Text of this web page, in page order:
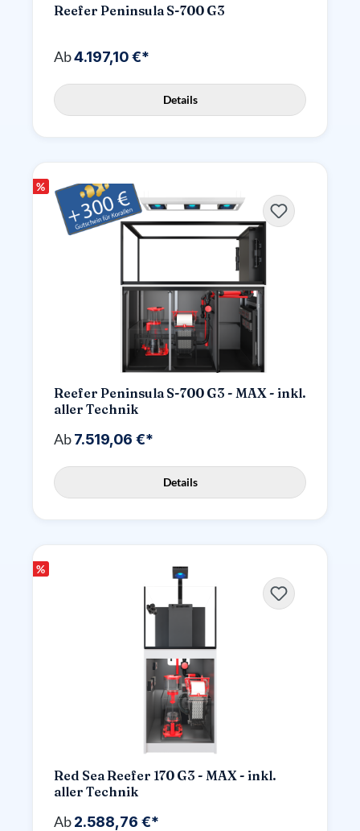
Reefer Peninsula S-700 G3
Ab4.197,10 €*
Details
%
Reefer Peninsula S-700 G3 - MAX - inkl.
aller Technik
Ab7.519,06 €*
Details
%
Red Sea Reefer 170 G3 - MAX - inkl.
aller Technik
Ab2.588,76 €*